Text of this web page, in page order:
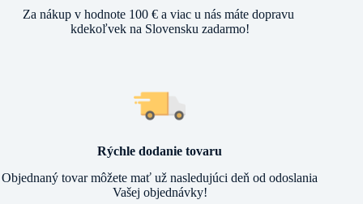
stránke
produktu.
Za nákup v hodnote 100 € a viac u nás máte dopravu
kdekoľvek na Slovensku zadarmo!
Rýchle dodanie tovaru
Objednaný tovar môžete mať už nasledujúci deň od odoslania
Vašej objednávky!